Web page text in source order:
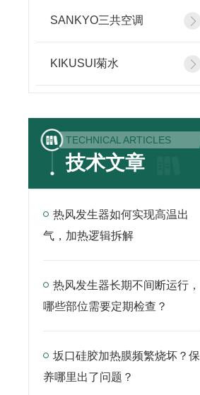
SANKYO三共空调
KIKUSUI菊水
TECHNICAL ARTICLES
技术文章
热风发生器如何实现高温出
气，加热逻辑拆解
热风发生器长期不间断运行，
哪些部位需要定期检查？
坂口硅胶加热膜频繁烧坏？保
养哪里出了问题？